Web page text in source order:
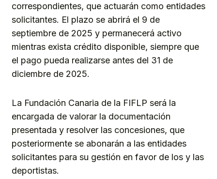
correspondientes, que actuarán como entidades
solicitantes. El plazo se abrirá el 9 de
septiembre de 2025 y permanecerá activo
mientras exista crédito disponible, siempre que
el pago pueda realizarse antes del 31 de
diciembre de 2025.
La Fundación Canaria de la FIFLP será la
encargada de valorar la documentación
presentada y resolver las concesiones, que
posteriormente se abonarán a las entidades
solicitantes para su gestión en favor de los y las
deportistas.